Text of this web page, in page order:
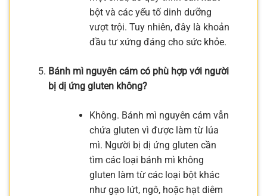
bột và các yếu tố dinh dưỡng
vượt trội. Tuy nhiên, đây là khoản
đầu tư xứng đáng cho sức khỏe.
Bánh mì nguyên cám có phù hợp với người
bị dị ứng gluten không?
Không. Bánh mì nguyên cám vẫn
chứa gluten vì được làm từ lúa
mì. Người bị dị ứng gluten cần
tìm các loại bánh mì không
gluten làm từ các loại bột khác
như gạo lứt, ngô, hoặc hạt diêm